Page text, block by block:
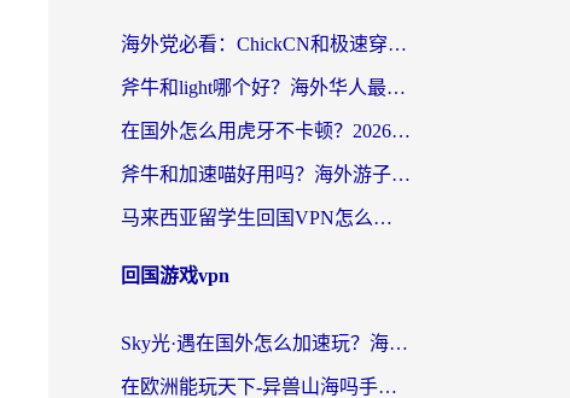
海外党必看：ChickCN和极速穿梭VPN好用吗？3招教你选对回国加速器无缝刷国内资源
斧牛和light哪个好？海外华人最关心的回国加速器选择难题，一篇讲透
在国外怎么用虎牙不卡顿？2026海外华人亲测有效的回国加速器选择指南
斧牛和加速喵好用吗？海外游子的真实选择困境
马来西亚留学生回国VPN怎么选？3个避坑点+1款实测好用的加速器推荐
回国游戏vpn
Sky光·遇在国外怎么加速玩？海外党亲测有效的国服游戏加速指南
在欧洲能玩天下-异兽山海吗手游？海外玩家的加速器生存指南